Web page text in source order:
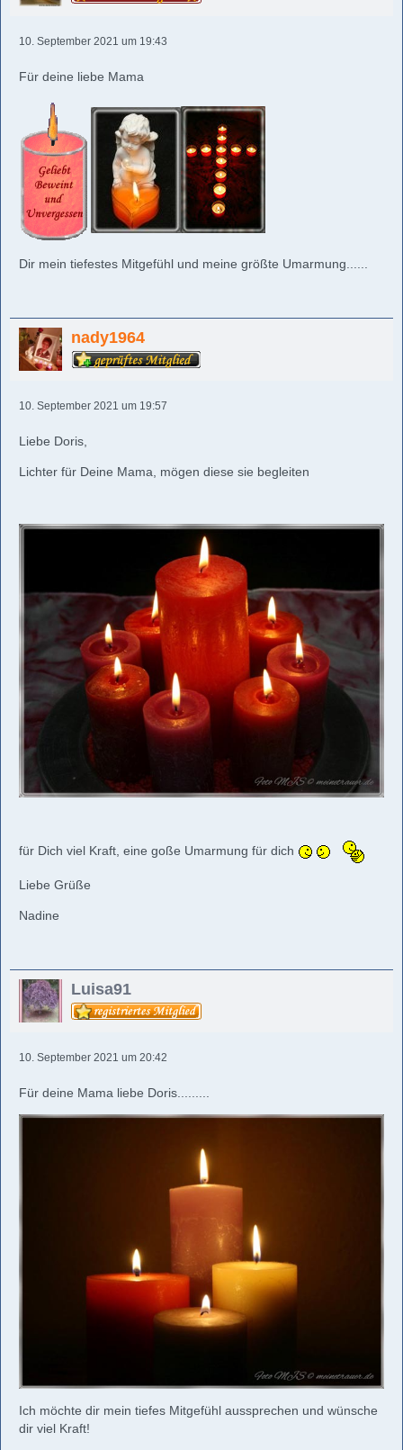
10. September 2021 um 19:43
Für deine liebe Mama
Dir mein tiefestes Mitgefühl und meine größte Umarmung......
nady1964
10. September 2021 um 19:57
Liebe Doris,
Lichter für Deine Mama, mögen diese sie begleiten
für Dich viel Kraft, eine goße Umarmung für dich
Liebe Grüße
Nadine
Luisa91
10. September 2021 um 20:42
Für deine Mama liebe Doris.........
Ich möchte dir mein tiefes Mitgefühl aussprechen und wünsche
dir viel Kraft!